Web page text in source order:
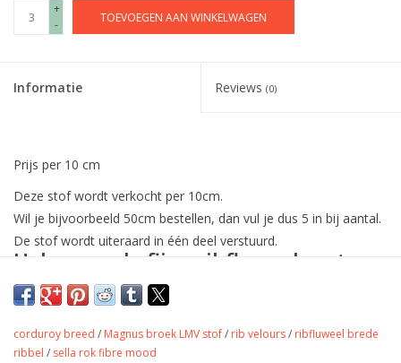
+
-
TOEVOEGEN AAN WINKELWAGEN
Informatie Reviews (0)
Prijs per 10 cm
Deze stof wordt verkocht per 10cm.
Wil je bijvoorbeeld 50cm bestellen, dan vul je dus 5 in bij aantal.
De stof wordt uiteraard in één deel verstuurd.
Hele soepele fijne ribfluweel met een
beetje stretch voor losse boeken,
rokken, vestjes,....
Deze stof wordt ook gebruikt voor het maken van de bekende
corduroy breed / Magnus broek LMV stof/ rib velours/ ribfluweel brede
ribbel / sella rok fibre mood